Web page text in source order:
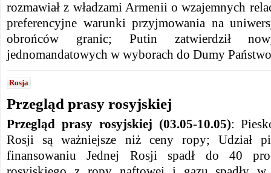
rozmawiał z władzami Armenii o wzajemnych
preferencyjne warunki przyjmowania na
obrońców granic; Putin zatwierdził
jednomandatowych w wyborach do Dumy
Rosja
Przegląd prasy rosyjskiej
Przegląd prasy rosyjskiej (03.05-10.05):
Rosji są ważniejsze niż ceny ropy; Udział
finansowaniu Jednej Rosji spadł do 40